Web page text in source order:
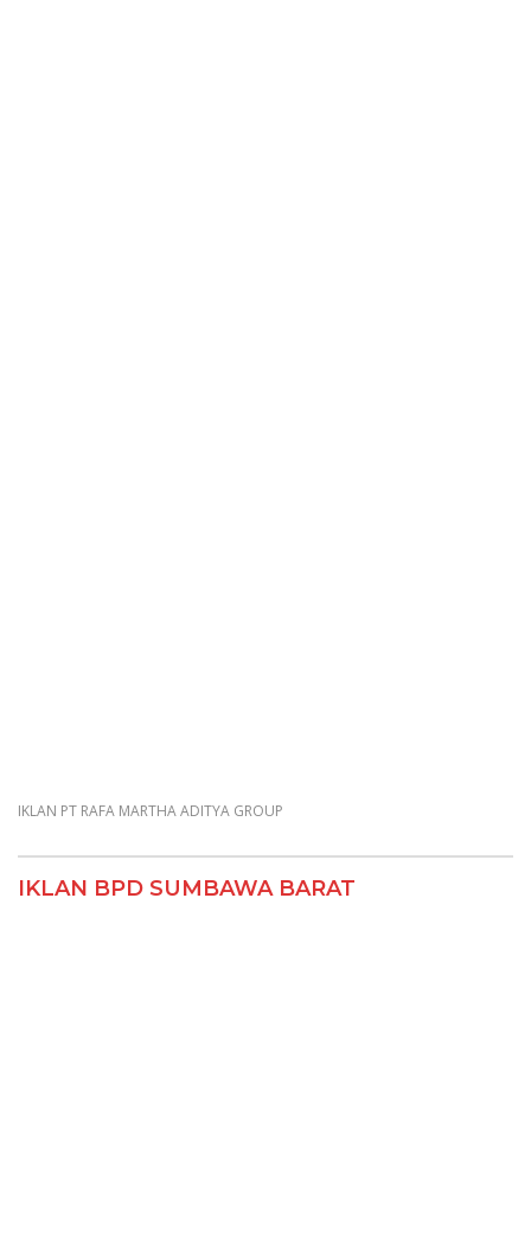
IKLAN PT RAFA MARTHA ADITYA GROUP
IKLAN BPD SUMBAWA BARAT